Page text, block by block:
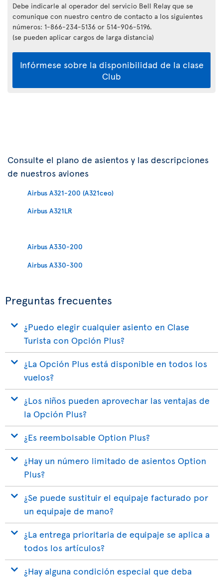
Debe indicarle al operador del servicio Bell Relay que se
comunique con nuestro centro de contacto a los siguientes
números: 1-866-234-5136 or 514-906-5196.
(se pueden aplicar cargos de larga distancia)
Infórmese sobre la disponibilidad de la clase
Club
Consulte el plano de asientos y las descripciones
de nuestros aviones
Airbus A321-200 (A321ceo)
Airbus A321LR
Airbus A330-200
Airbus A330-300
Preguntas frecuentes
¿Puedo elegir cualquier asiento en Clase
Turista con Opción Plus?
¿La Opción Plus está disponible en todos los
vuelos?
¿Los niños pueden aprovechar las ventajas de
la Opción Plus?
¿Es reembolsable Option Plus?
¿Hay un número limitado de asientos Option
Plus?
¿Se puede sustituir el equipaje facturado por
un equipaje de mano?
¿La entrega prioritaria de equipaje se aplica a
todos los artículos?
¿Hay alguna condición especial que deba